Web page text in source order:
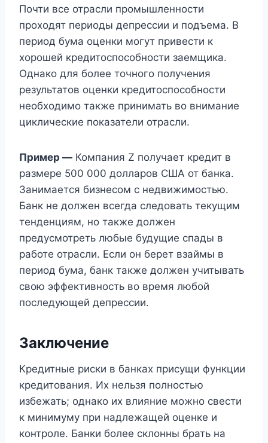
Почти все отрасли промышленности
проходят периоды депрессии и подъема. В
период бума оценки могут привести к
хорошей кредитоспособности заемщика.
Однако для более точного получения
результатов оценки кредитоспособности
необходимо также принимать во внимание
циклические показатели отрасли.
Пример — Компания Z получает кредит в
размере 500 000 долларов США от банка.
Занимается бизнесом с недвижимостью.
Банк не должен всегда следовать текущим
тенденциям, но также должен
предусмотреть любые будущие спады в
работе отрасли. Если он берет взаймы в
период бума, банк также должен учитывать
свою эффективность во время любой
последующей депрессии.
Заключение
Кредитные риски в банках присущи функции
кредитования. Их нельзя полностью
избежать; однако их влияние можно свести
к минимуму при надлежащей оценке и
контроле. Банки более склонны брать на